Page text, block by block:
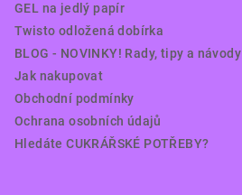
GEL na jedlý papír
Twisto odložená dobírka
BLOG - NOVINKY! Rady, tipy a návody
Jak nakupovat
Obchodní podmínky
Ochrana osobních údajů
Hledáte CUKRÁŘSKÉ POTŘEBY?